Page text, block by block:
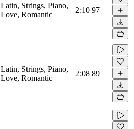
Latin, Strings, Piano,
Love, Romantic
2:10 97
Latin, Strings, Piano,
Love, Romantic
2:08 89